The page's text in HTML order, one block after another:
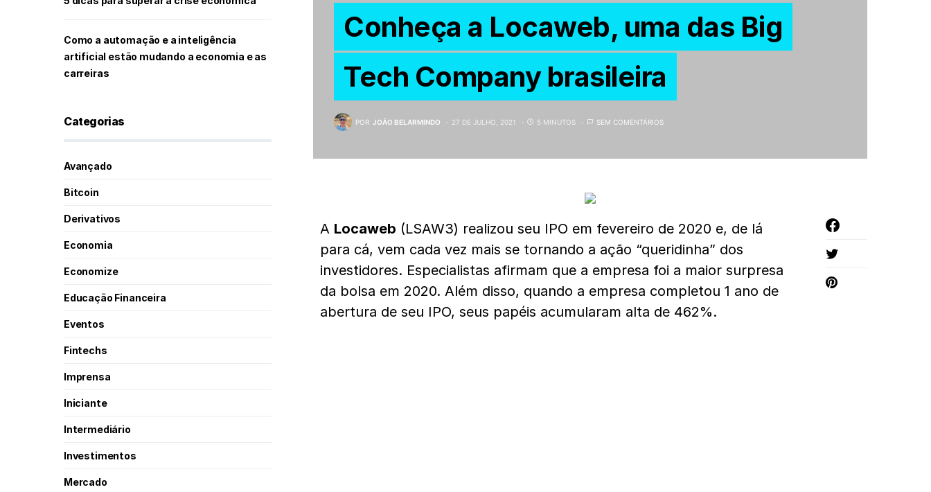
Conheça a Locaweb, uma das Big
Tech Company brasileira
POR JOÃO BELARMINDO 27 DE JULHO, 2021 5 MINUTOS SEM COMENTÁRIOS
A Locaweb (LSAW3) realizou seu IPO em fevereiro de 2020 e, de lá
para cá, vem cada vez mais se tornando a ação “queridinha” dos
investidores. Especialistas afirmam que a empresa foi a maior surpresa
da bolsa em 2020. Além disso, quando a empresa completou 1 ano de
abertura de seu IPO, seus papéis acumularam alta de 462%.
Como a automação e a inteligência
artificial estão mudando a economia e as
carreiras
Categorias
Avançado
Bitcoin
Derivativos
Economia
Economize
Educação Financeira
Eventos
Fintechs
Imprensa
Iniciante
Intermediário
Investimentos
Mercado